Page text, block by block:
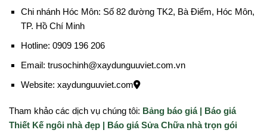
Chi nhánh Hóc Môn: Số 82 đường TK2, Bà Điểm, Hóc Môn,
TP. Hồ Chí Minh
Hotline: 0909 196 206
Email: trusochinh@xaydunguuviet.com.vn
Website: xaydunguuviet.com
Tham khảo các dịch vụ chúng tôi: Bảng báo giá | Báo giá
Thiết Kế ngôi nhà đẹp | Báo giá Sửa Chữa nhà trọn gói